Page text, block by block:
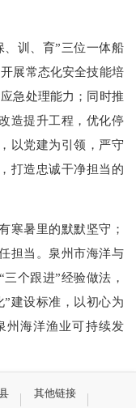
训、育”三位一体船
展常态化安全技能培
急处理能力；同时推
造提升工程，优化停
以党建为引领，严守
打造忠诚干净担当的
暑里的默默坚守；
担当。泉州市海洋与
个跟进”经验做法，
建设标准，以初心为
州海洋渔业可持续发
其他链接